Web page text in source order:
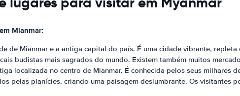
Mianmar:
de Mianmar e a antiga capital do país. É uma cidade vibrante,
budistas mais sagrados do mundo. Existem também muitos
localizada no centro de Mianmar. É conhecida pelos seus
pelas planícies, criando uma paisagem deslumbrante. Os visitantes